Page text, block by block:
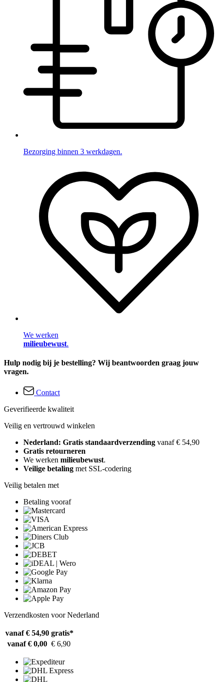
Bezorging binnen 3 werkdagen.
We werken
milieubewust.
Hulp nodig bij je bestelling? Wij beantwoorden graag jouw
vragen.
Contact
Geverifieerde kwaliteit
Veilig en vertrouwd winkelen
Nederland: Gratis standaardverzending vanaf € 54,90
Gratis retourneren
We werken milieubewust.
Veilige betaling met SSL-codering
Veilig betalen met
Betaling vooraf
Verzendkosten voor Nederland
vanaf € 54,90 gratis*
vanaf € 0,00 € 6,90